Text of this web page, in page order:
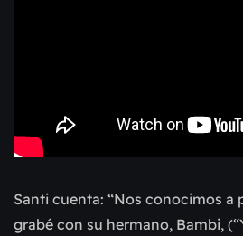
Santi cuenta: “Nos conocimos a
grabé con su hermano, Bambi,